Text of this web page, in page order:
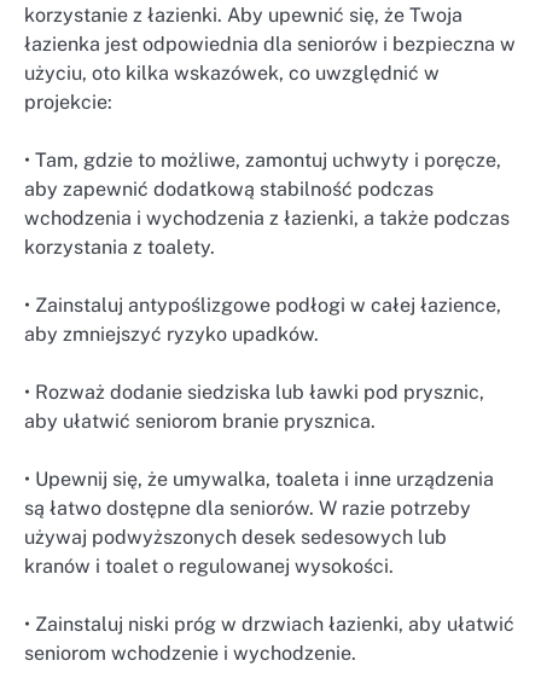
korzystanie z łazienki. Aby upewnić się, że Twoja
łazienka jest odpowiednia dla seniorów i bezpieczna w
użyciu, oto kilka wskazówek, co uwzględnić w
projekcie:
• Tam, gdzie to możliwe, zamontuj uchwyty i poręcze,
aby zapewnić dodatkową stabilność podczas
wchodzenia i wychodzenia z łazienki, a także podczas
korzystania z toalety.
• Zainstaluj antypoślizgowe podłogi w całej łazience,
aby zmniejszyć ryzyko upadków.
• Rozważ dodanie siedziska lub ławki pod prysznic,
aby ułatwić seniorom branie prysznica.
• Upewnij się, że umywalka, toaleta i inne urządzenia
są łatwo dostępne dla seniorów. W razie potrzeby
używaj podwyższonych desek sedesowych lub
kranów i toalet o regulowanej wysokości.
• Zainstaluj niski próg w drzwiach łazienki, aby ułatwić
seniorom wchodzenie i wychodzenie.